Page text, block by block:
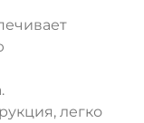
легко